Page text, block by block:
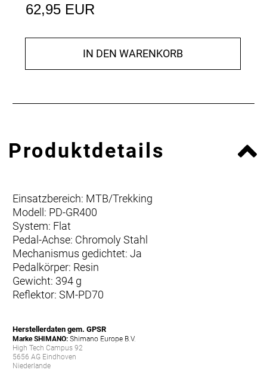
62,95 EUR
IN DEN WARENKORB
Produktdetails
Einsatzbereich: MTB/Trekking
Modell: PD-GR400
System: Flat
Pedal-Achse: Chromoly Stahl
Mechanismus gedichtet: Ja
Pedalkörper: Resin
Gewicht: 394 g
Reflektor: SM-PD70
Herstellerdaten gem. GPSR
Marke SHIMANO: Shimano Europe B.V.
High Tech Campus 92
5656 AG Eindhoven
Niederlande